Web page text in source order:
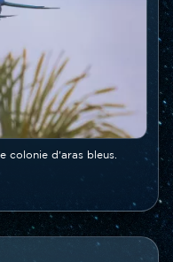
colonie d'aras bleus.